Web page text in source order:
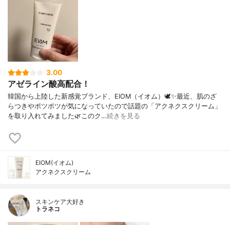
3.00
アゼライン酸高配合！
韓国から上陸した新感覚ブランド、EIOM（イオム）🕊️✨最近、肌のざ
らつきやポツポツが気になっていたので話題の「アクネクスクリーム」
を取り入れてみました🌿このク…続きを見る
EIOM(イオム)
アクネクスクリーム
スキンケア大好き
トラネコ